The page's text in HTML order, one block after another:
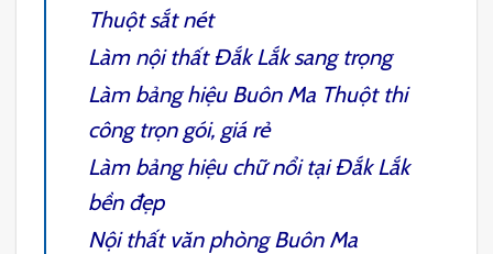
Thuộtsắt nét
Làm nội thất Đắk Lắksang trọng
Làm bảng hiệu Buôn Ma Thuộtthi
công trọn gói, giá rẻ
Làm bảng hiệu chữ nổi tại Đắk Lắk
bền đẹp
Nội thất văn phòng Buôn Ma